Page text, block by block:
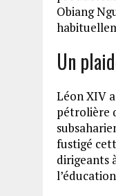
Obiang
Un
Léon XIV
pétrolière
fustigé
dirigeants